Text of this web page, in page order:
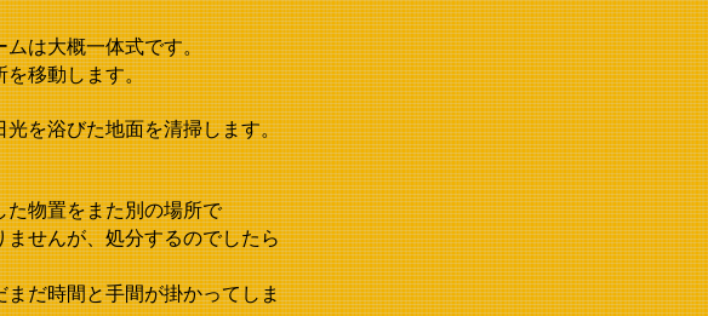
は大概一体式です。
移動します。
を浴びた地面を清掃します。
物置をまた別の場所で
せんが、処分するのでしたら
だ時間と手間が掛かってしま